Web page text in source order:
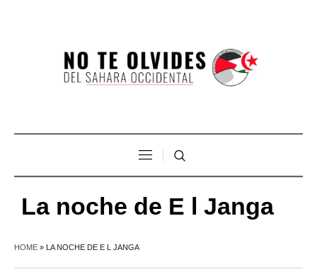
La noche de E l Janga
HOME » LA NOCHE DE E L JANGA